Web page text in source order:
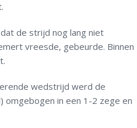
de strijd nog lang niet
vreesde, gebeurde. Binnen
wedstrijd werd de
in een 1-2 zege en